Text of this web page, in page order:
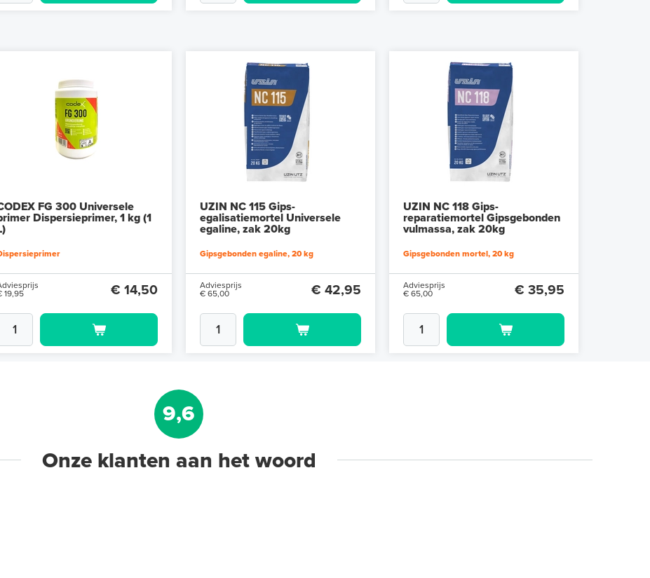
FG 300 Universele
Dispersieprimer, 1 kg (1
19,95
€ 14,50
UZIN NC 115 Gips-
egalisatiemortel Universele
egaline, zak 20kg
Gipsgebonden egaline, 20 kg
Adviesprijs
€ 65,00
€ 42,95
UZIN NC 118 Gips-
reparatiemortel Gipsgebonden
vulmassa, zak 20kg
Gipsgebonden mortel, 20 kg
Adviesprijs
€ 65,00
€ 35,95
9,6
Onze klanten aan het woord